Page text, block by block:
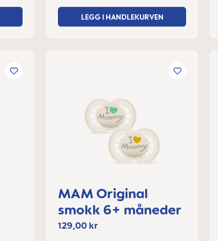
LEGG I HANDLEKURVEN
MAM Original
smokk 6+ måneder
129,00 kr